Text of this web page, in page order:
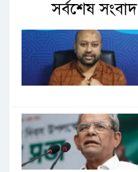
সর্বশেষ সংবাদ